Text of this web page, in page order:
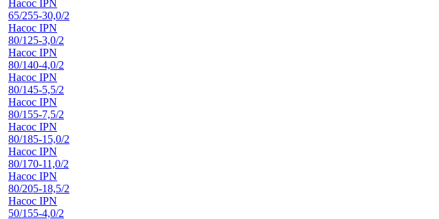
Насос IPN
65/255-30,0/2
Насос IPN
80/125-3,0/2
Насос IPN
80/140-4,0/2
Насос IPN
80/145-5,5/2
Насос IPN
80/155-7,5/2
Насос IPN
80/185-15,0/2
Насос IPN
80/170-11,0/2
Насос IPN
80/205-18,5/2
Насос IPN
50/155-4,0/2